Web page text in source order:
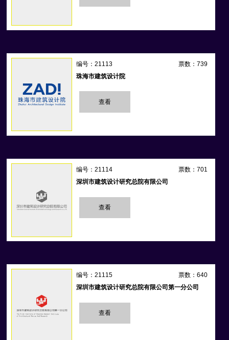
票数：739
编号：21113
珠海市建筑设计院
查看
票数：701
编号：21114
深圳市建筑设计研究总院有限公司
查看
票数：640
编号：21115
深圳市建筑设计研究总院有限公司第一分公司
查看